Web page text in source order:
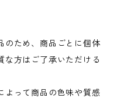
のため、商品ごとに個体
な方はご了承いただける
よって商品の色味や質感